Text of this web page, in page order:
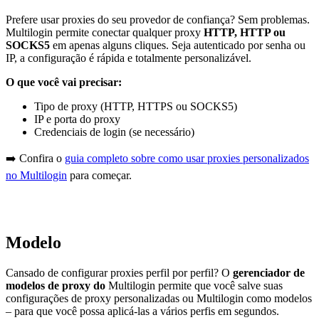
Prefere usar proxies do seu provedor de confiança? Sem problemas.
Multilogin permite conectar qualquer proxy HTTP, HTTP ou
SOCKS5 em apenas alguns cliques. Seja autenticado por senha ou
IP, a configuração é rápida e totalmente personalizável.
O que você vai precisar:
Tipo de proxy (HTTP, HTTPS ou SOCKS5)
IP e porta do proxy
Credenciais de login (se necessário)
➡️ Confira o guia completo sobre como usar proxies personalizados
no Multilogin para começar.
Modelo
Cansado de configurar proxies perfil por perfil? O gerenciador de
modelos de proxy do Multilogin permite que você salve suas
configurações de proxy personalizadas ou Multilogin como modelos
– para que você possa aplicá-las a vários perfis em segundos.